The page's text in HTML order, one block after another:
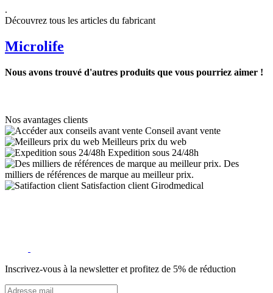
.
Découvrez tous les articles du fabricant
Microlife
Nous avons trouvé d'autres produits que vous pourriez aimer !
Nos avantages clients
Conseil avant vente
Meilleurs prix du web
Expedition sous 24/48h
Des
milliers de références de marque au meilleur prix.
Satisfaction client Girodmedical
Inscrivez-vous à la newsletter et profitez de 5% de réduction